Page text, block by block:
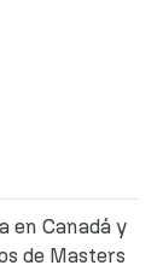
en Canadá y
de Masters